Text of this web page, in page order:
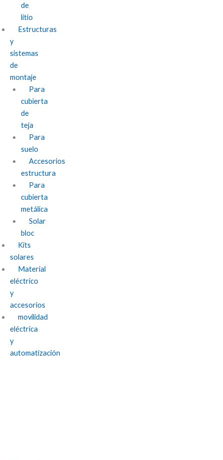
de
litio
Estructuras
y
sistemas
de
montaje
Para
cubierta
de
teja
Para
suelo
Accesorios
estructura
Para
cubierta
metálica
Solar
bloc
Kits
solares
Material
eléctrico
y
accesorios
movilidad
eléctrica
y
automatización